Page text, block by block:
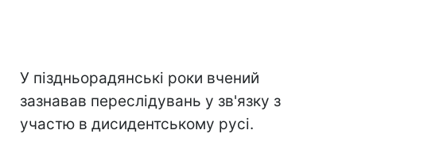
У піздньорадянські роки вчений
зазнавав переслідувань у зв'язку з
участю в дисидентському русі.